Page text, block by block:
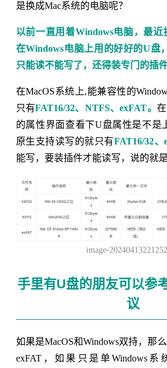
是换成Mac系统的电脑呢？
以前一直用着Windows电脑，最
在Windows电脑上用的好好的U盘
只能读不能写了，还得装专门的插件
在MacOS系统上,能兼容性的
只有FAT16/32、NTFS、exFAT。
的属性界面查看下U盘属性是不是
原生支持读写的就只有FAT16/32、
能写，要装插件才能读写，说的就
image-
手里有U盘的朋友可以参
议
如果是MacOS和Windows双持，那
exFAT，如果只是单Windows